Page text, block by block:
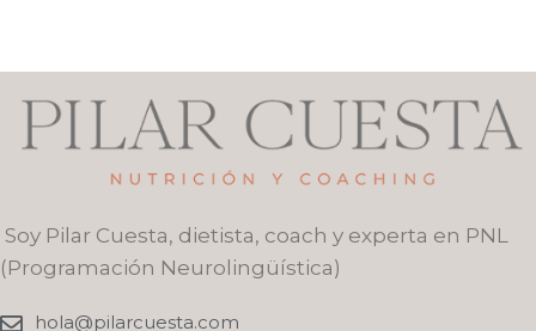
Soy Pilar Cuesta, dietista, coach y experta en PNL
(Programación Neurolingüística)
hola@pilarcuesta.com